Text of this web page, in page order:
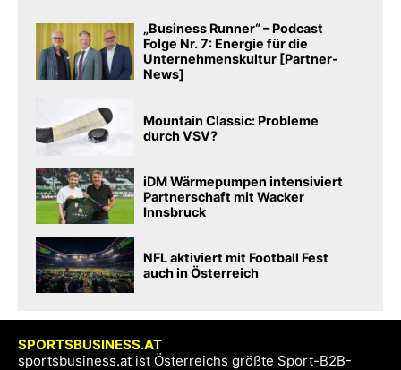
„Business Runner“ – Podcast
Folge Nr. 7: Energie für die
Unternehmenskultur [Partner-
News]
Mountain Classic: Probleme
durch VSV?
iDM Wärmepumpen intensiviert
Partnerschaft mit Wacker
Innsbruck
NFL aktiviert mit Football Fest
auch in Österreich
SPORTSBUSINESS.AT
sportsbusiness.at ist Österreichs größte Sport-B2B-